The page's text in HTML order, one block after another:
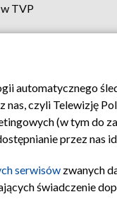
TVP
Moje zgody Pomoc
automatycznego
czyli Telewizję
(w tym do
przez nas
serwisów zwanych
świadczenie